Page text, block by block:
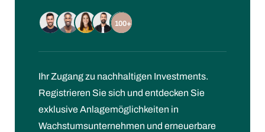
100+
Ihr Zugang zu nachhaltigen Investments.
Registrieren Sie sich und entdecken Sie
exklusive Anlagemöglichkeiten in
Wachstumsunternehmen und erneuerbare